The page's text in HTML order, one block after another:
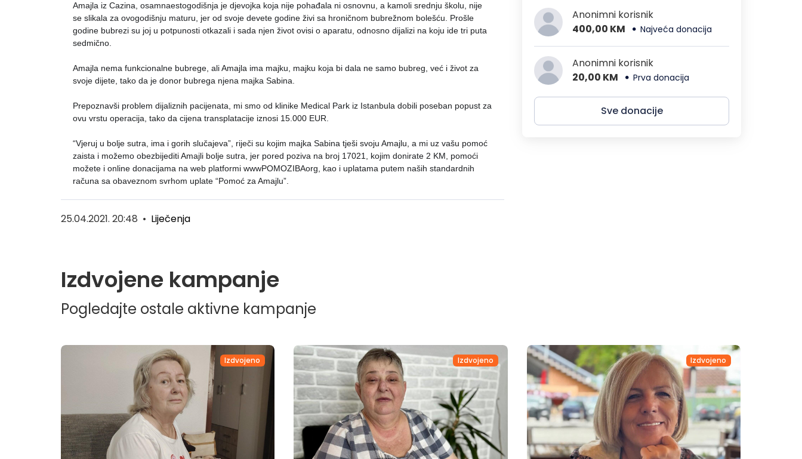
Amajla iz Cazina, osamnaestogodišnja je djevojka koja nije pohađala ni osnovnu, a kamoli srednju školu, nije
se slikala za ovogodišnju maturu, jer od svoje devete godine živi sa hroničnom bubrežnom bolešću. Prošle
godine bubrezi su joj u potpunosti otkazali i sada njen život ovisi o aparatu, odnosno dijalizi na koju ide tri puta
sedmično.
Amajla nema funkcionalne bubrege, ali Amajla ima majku, majku koja bi dala ne samo bubreg, već i život za
svoje dijete, tako da je donor bubrega njena majka Sabina.
Prepoznavši problem dijaliznih pacijenata, mi smo od klinike Medical Park iz Istanbula dobili poseban popust za
ovu vrstu operacija, tako da cijena transplatacije iznosi 15.000 EUR.
“Vjeruj u bolje sutra, ima i gorih slučajeva”, riječi su kojim majka Sabina tješi svoju Amajlu, a mi uz vašu pomoć
zaista i možemo obezbijediti Amajli bolje sutra, jer pored poziva na broj 17021, kojim donirate 2 KM, pomoći
možete i online donacijama na web platformi wwwPOMOZIBAorg, kao i uplatama putem naših standardnih
računa sa obaveznom svrhom uplate “Pomoć za Amajlu”.
25.04.2021. 20:48 • Liječenja
Anonimni korisnik
400,00 KM
Najveća donacija
Anonimni korisnik
20,00 KM
Prva donacija
Sve donacije
Izdvojene kampanje
Pogledajte ostale aktivne kampanje
Izdvojeno Izdvojeno Izdvojeno